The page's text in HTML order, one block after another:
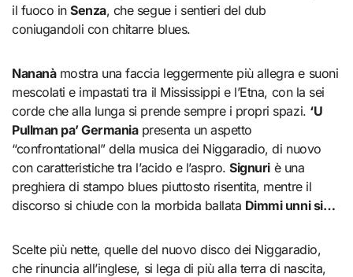
il fuoco inSenza, che segue i sentieri del dub
coniugandoli con chitarre blues.
Nananàmostra una faccia leggermente più allegra e suoni
mescolati e impastati tra il Mississippi e l’Etna, con la sei
corde che alla lunga si prende sempre i propri spazi. ‘U
Pullman pa’ Germaniapresenta un aspetto
“confrontational” della musica dei Niggaradio, di nuovo
con caratteristiche tra l’acido e l’aspro.Signuri è una
preghiera di stampo blues piuttosto risentita, mentre il
discorso si chiude con la morbida ballata Dimmi unni si…
Scelte più nette, quelle del nuovo disco dei Niggaradio,
che rinuncia all’inglese, si lega di più alla terra di nascita,